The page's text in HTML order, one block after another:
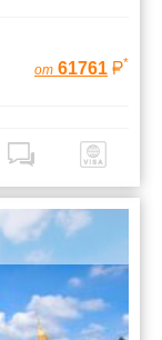
от 61761 *